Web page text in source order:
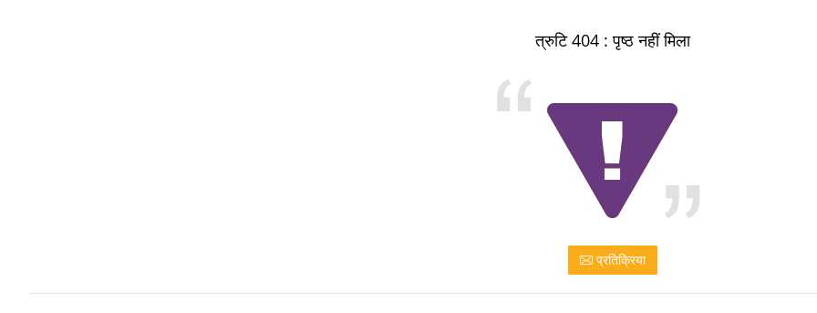
त्रुटि 404 : पृष्ठ नहीं मिला
प्रतिक्रिया